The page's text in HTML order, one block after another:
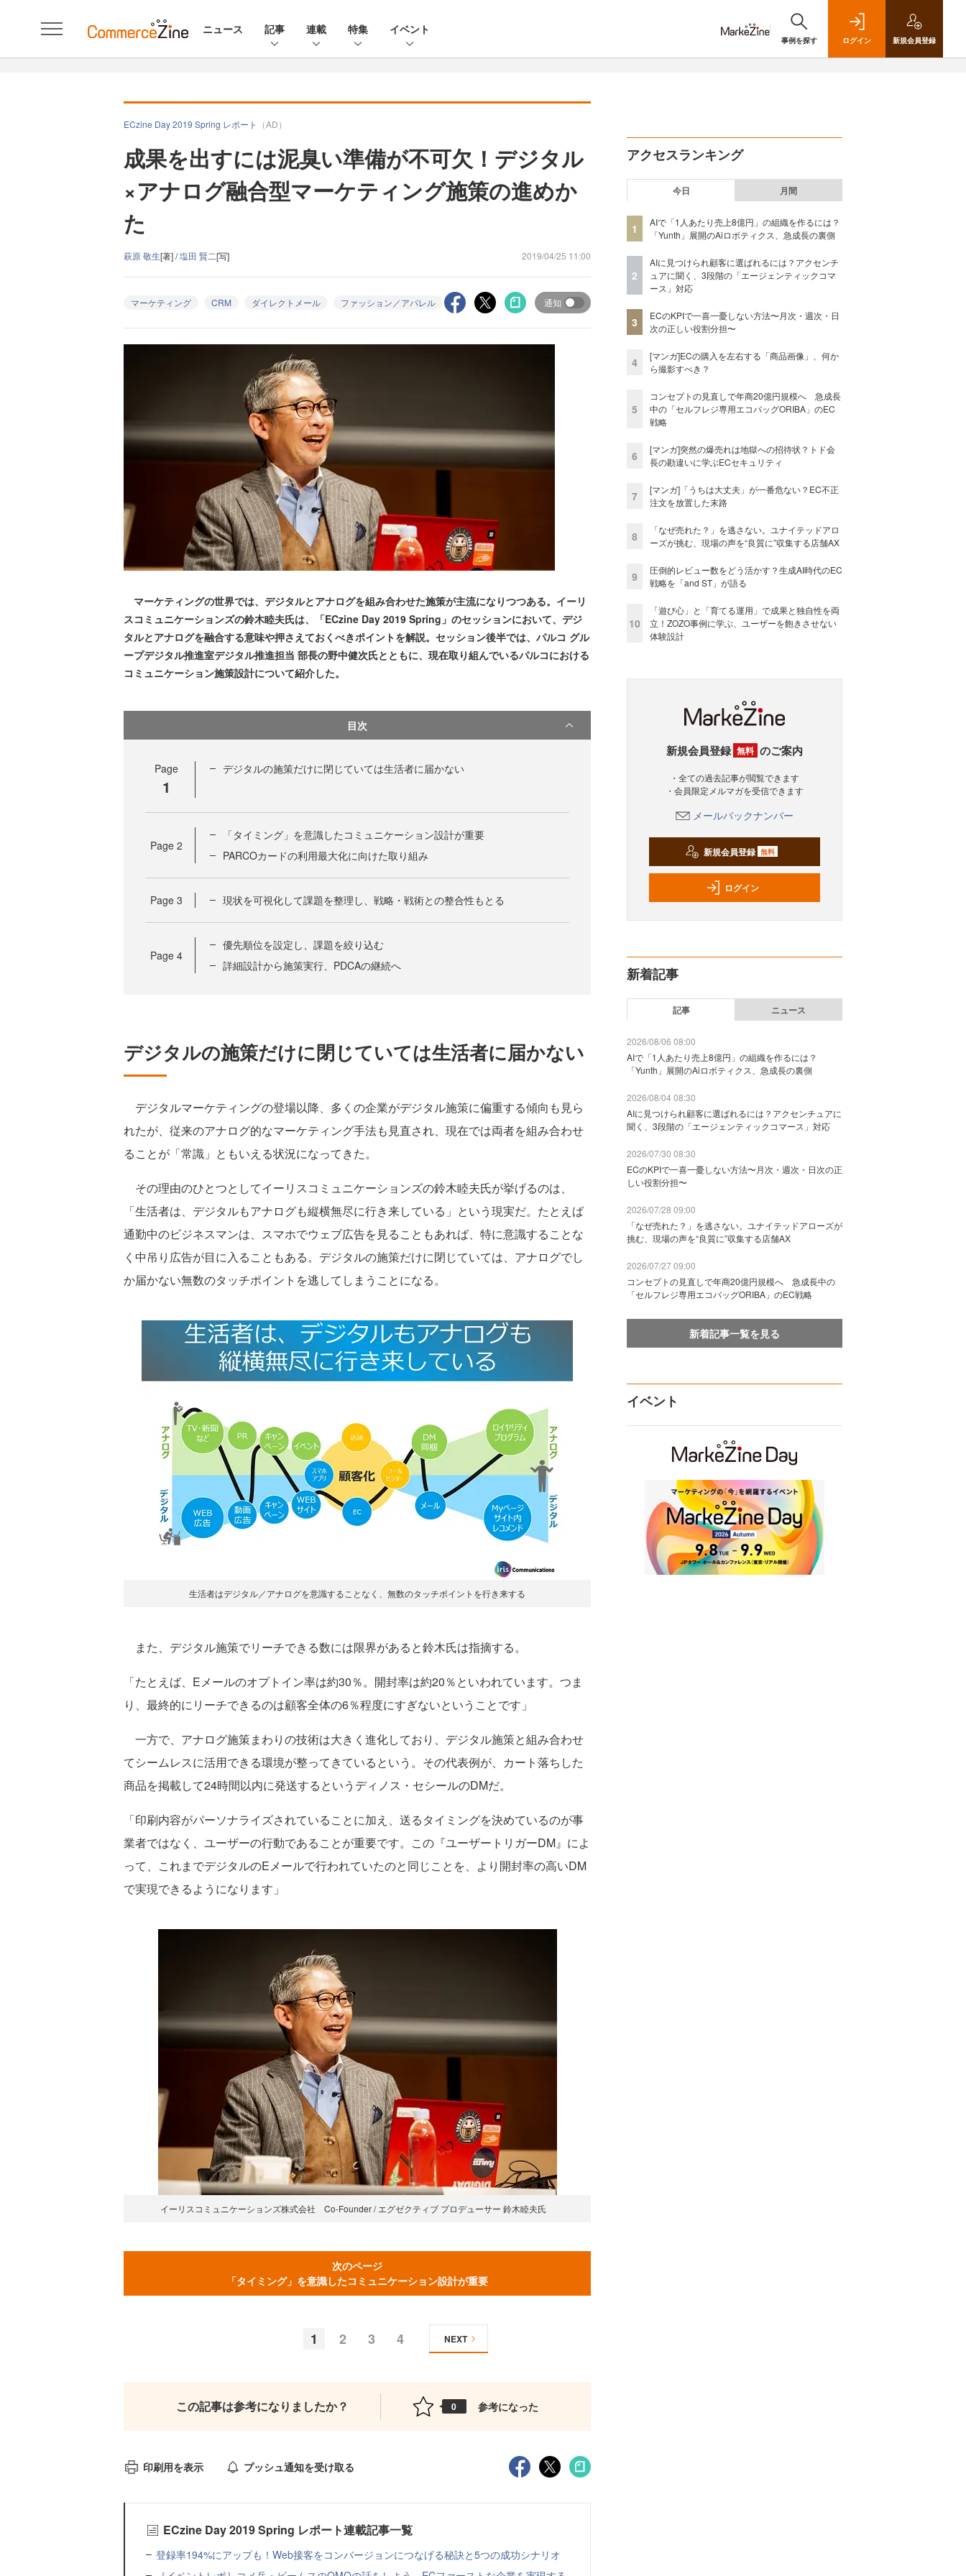
ニュース 記事 連載 特集 イベント
事例を探す ログイン 新規会員登録
ECzine Day 2019 Spring レポート （AD）
成果を出すには泥臭い準備が不可欠！デジタル
×アナログ融合型マーケティング施策の進めか
た
萩原 敬生[著] /塩田 賢二[写] 2019/04/25 11:00
マーケティング CRM ダイレクトメール ファッション／アパレル 通知
マーケティングの世界では、デジタルとアナログを組み合わせた施策が主流になりつつある。イーリ
スコミュニケーションズの鈴木睦夫氏は、「ECzine Day 2019 Spring」のセッションにおいて、デジ
タルとアナログを融合する意味や押さえておくべきポイントを解説。セッション後半では、パルコ グル
ープデジタル推進室デジタル推進担当 部長の野中健次氏とともに、現在取り組んでいるパルコにおける
コミュニケーション施策設計について紹介した。
目次
Page
1
デジタルの施策だけに閉じていては生活者に届かない
Page 2
「タイミング」を意識したコミュニケーション設計が重要
PARCOカードの利用最大化に向けた取り組み
Page 3 現状を可視化して課題を整理し、戦略・戦術との整合性もとる
Page 4
優先順位を設定し、課題を絞り込む
詳細設計から施策実行、PDCAの継続へ
デジタルの施策だけに閉じていては生活者に届かない
デジタルマーケティングの登場以降、多くの企業がデジタル施策に偏重する傾向も見ら
れたが、従来のアナログ的なマーケティング手法も見直され、現在では両者を組み合わせ
ることが「常識」ともいえる状況になってきた。
その理由のひとつとしてイーリスコミュニケーションズの鈴木睦夫氏が挙げるのは、
「生活者は、デジタルもアナログも縦横無尽に行き来している」という現実だ。たとえば
通勤中のビジネスマンは、スマホでウェブ広告を見ることもあれば、特に意識することな
く中吊り広告が目に入ることもある。デジタルの施策だけに閉じていては、アナログでし
か届かない無数のタッチポイントを逃してしまうことになる。
生活者はデジタル／アナログを意識することなく、無数のタッチポイントを行き来する
また、デジタル施策でリーチできる数には限界があると鈴木氏は指摘する。
「たとえば、Eメールのオプトイン率は約30％。開封率は約20％といわれています。つま
り、最終的にリーチできるのは顧客全体の6％程度にすぎないということです」
一方で、アナログ施策まわりの技術は大きく進化しており、デジタル施策と組み合わせ
てシームレスに活用できる環境が整ってきているという。その代表例が、カート落ちした
商品を掲載して24時間以内に発送するというディノス・セシールのDMだ。
「印刷内容がパーソナライズされていることに加え、送るタイミングを決めているのが事
業者ではなく、ユーザーの行動であることが重要です。この『ユーザートリガーDM』によ
って、これまでデジタルのEメールで行われていたのと同じことを、より開封率の高いDM
で実現できるようになります」
イーリスコミュニケーションズ株式会社 Co-Founder / エグゼクティブ プロデューサー 鈴木睦夫氏
次のページ
「タイミング」を意識したコミュニケーション設計が重要
1 2 3 4 NEXT
この記事は参考になりましたか？ 0 参考になった
印刷用を表示 プッシュ通知を受け取る
ECzine Day 2019 Spring レポート連載記事一覧
登録率194%にアップも！Web接客をコンバージョンにつなげる秘訣と5つの成功シナリオ
アクセスランキング
今日 月間
1
AIで「1人あたり売上8億円」の組織を作るには？
「Yunth」展開のAiロボティクス、急成長の裏側
2
AIに見つけられ顧客に選ばれるには？アクセンチ
ュアに聞く、3段階の「エージェンティックコマ
ース」対応
3
ECのKPIで一喜一憂しない方法〜月次・週次・日
次の正しい役割分担〜
4
[マンガ]ECの購入を左右する「商品画像」、何か
ら撮影すべき？
5
コンセプトの見直しで年商20億円規模へ 急成長
中の「セルフレジ専用エコバッグORIBA」のEC
戦略
6
[マンガ]突然の爆売れは地獄への招待状？トド会
長の勘違いに学ぶECセキュリティ
7
[マンガ]「うちは大丈夫」が一番危ない？EC不正
注文を放置した末路
8
「なぜ売れた？」を逃さない。ユナイテッドアロ
ーズが挑む、現場の声を“良質に”収集する店舗AX
9
圧倒的レビュー数をどう活かす？生成AI時代のEC
戦略を「and ST」が語る
10
「遊び心」と「育てる運用」で成果と独自性を両
立！ZOZO事例に学ぶ、ユーザーを飽きさせない
体験設計
新規会員登録 無料 のご案内
・全ての過去記事が閲覧できます
・会員限定メルマガを受信できます
メールバックナンバー
新規会員登録 無料
ログイン
新着記事
記事 ニュース
2026/08/06 08:00
AIで「1人あたり売上8億円」の組織を作るには？
「Yunth」展開のAiロボティクス、急成長の裏側
2026/08/04 08:30
AIに見つけられ顧客に選ばれるには？アクセンチュアに
聞く、3段階の「エージェンティックコマース」対応
2026/07/30 08:30
ECのKPIで一喜一憂しない方法〜月次・週次・日次の正
しい役割分担〜
2026/07/28 09:00
「なぜ売れた？」を逃さない。ユナイテッドアローズが
挑む、現場の声を“良質に”収集する店舗AX
2026/07/27 09:00
コンセプトの見直しで年商20億円規模へ 急成長中の
「セルフレジ専用エコバッグORIBA」のEC戦略
新着記事一覧を見る
イベント